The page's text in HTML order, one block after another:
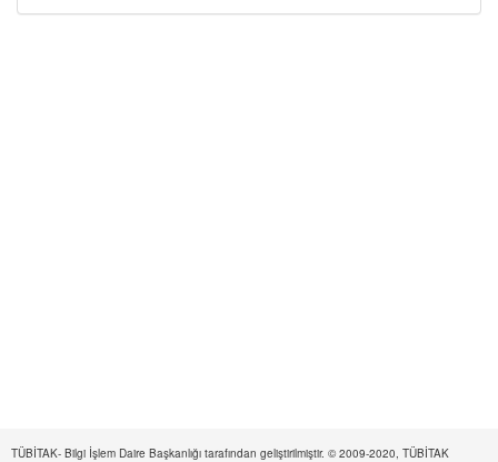
TÜBİTAK- Bilgi İşlem Daire Başkanlığı tarafından geliştirilmiştir. © 2009-2020, TÜBİTAK